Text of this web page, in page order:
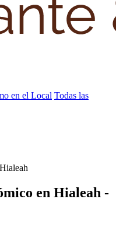
en el Local Todas las
en Hialeah -